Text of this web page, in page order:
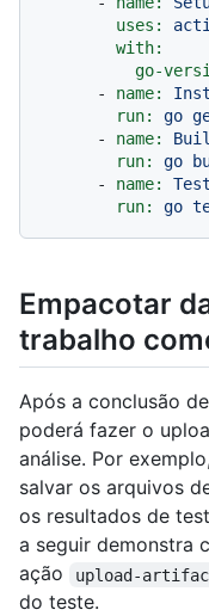
uses:
with:
go-
-
name:
run:
go
-
name:
run:
go
-
name: Test
run:
go
Empacotar
trabalho
Após a conclusão
poderá fazer o
análise. Por
salvar os arquivos
os resultados de
a seguir demonstra
ação
upload-
do teste.